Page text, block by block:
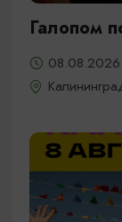
Галопом